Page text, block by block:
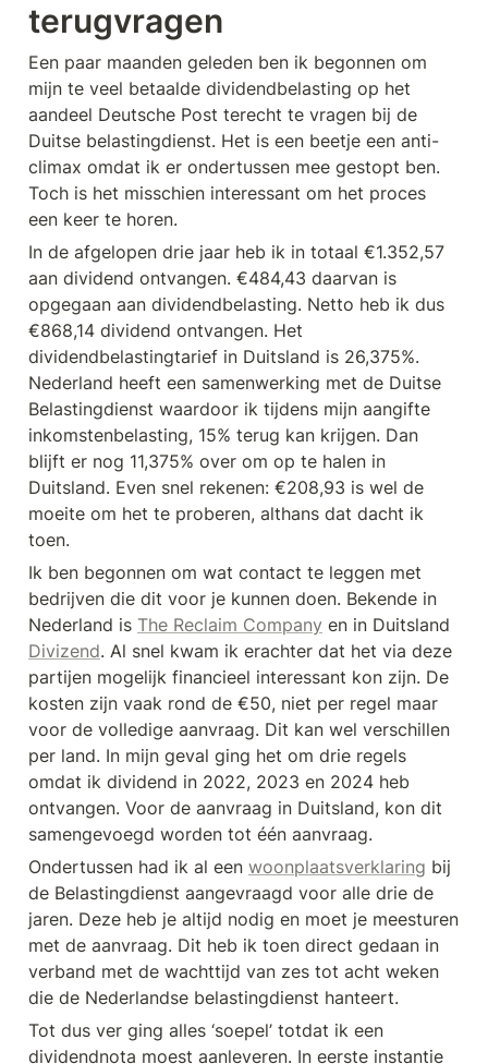
terugvragen
Een paar maanden geleden ben ik begonnen om
mijn te veel betaalde dividendbelasting op het
aandeel Deutsche Post terecht te vragen bij de
Duitse belastingdienst. Het is een beetje een anti-
climax omdat ik er ondertussen mee gestopt ben.
Toch is het misschien interessant om het proces
een keer te horen.
In de afgelopen drie jaar heb ik in totaal €1.352,57
aan dividend ontvangen. €484,43 daarvan is
opgegaan aan dividendbelasting. Netto heb ik dus
€868,14 dividend ontvangen. Het
dividendbelastingtarief in Duitsland is 26,375%.
Nederland heeft een samenwerking met de Duitse
Belastingdienst waardoor ik tijdens mijn aangifte
inkomstenbelasting, 15% terug kan krijgen. Dan
blijft er nog 11,375% over om op te halen in
Duitsland. Even snel rekenen: €208,93 is wel de
moeite om het te proberen, althans dat dacht ik
toen.
Ik ben begonnen om wat contact te leggen met
bedrijven die dit voor je kunnen doen. Bekende in
Nederland is The Reclaim Company
Divizend. Al snel kwam ik erachter dat het via deze
partijen mogelijk financieel interessant kon zijn. De
kosten zijn vaak rond de €50, niet per regel maar
voor de volledige aanvraag. Dit kan wel verschillen
per land. In mijn geval ging het om drie regels
omdat ik dividend in 2022, 2023 en 2024 heb
ontvangen. Voor de aanvraag in Duitsland, kon dit
samengevoegd worden tot één aanvraag.
Ondertussen had ik al een woonplaatsverklaring bij
de Belastingdienst aangevraagd voor alle drie de
jaren. Deze heb je altijd nodig en moet je meesturen
met de aanvraag. Dit heb ik toen direct gedaan in
verband met de wachttijd van zes tot acht weken
die de Nederlandse belastingdienst hanteert.
Tot dus ver ging alles ‘soepel’ totdat ik een
dividendnota moest aanleveren. In eerste instantie